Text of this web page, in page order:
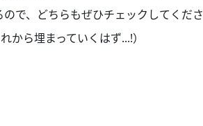
ので、どちらもぜひチェックしてく
から埋まっていくはず...!）